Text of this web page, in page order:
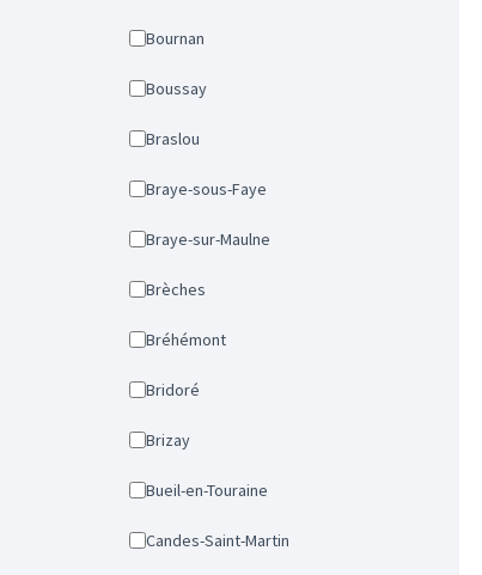
Bournan
Boussay
Braslou
Braye-sous-Faye
Braye-sur-Maulne
Brèches
Bréhémont
Bridoré
Brizay
Bueil-en-Touraine
Candes-Saint-Martin